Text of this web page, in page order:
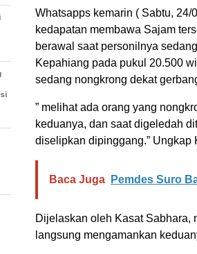
Whatsapps kemarin ( Sabtu,
kedapatan membawa Sajam
berawal saat personilnya
Kepahiang pada pukul 20.500
sedang nongkrong dekat
” melihat ada orang yang
keduanya, dan saat digeledah
diselipkan dipinggang.” Ungkap
Baca Juga Pemdes Suro
Dijelaskan oleh Kasat Sabhara,
langsung mengamankan